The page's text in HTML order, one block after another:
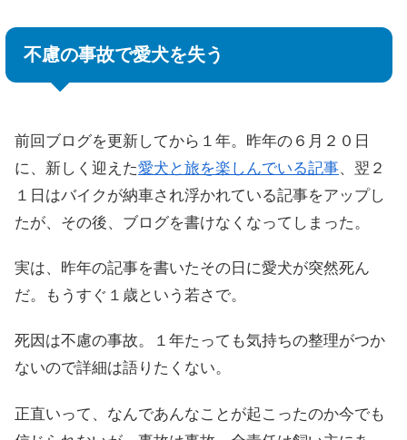
不慮の事故で愛犬を失う
前回ブログを更新してから１年。昨年の６月２０日
に、新しく迎えた愛犬と旅を楽しんでいる記事、翌２
１日はバイクが納車され浮かれている記事をアップし
たが、その後、ブログを書けなくなってしまった。
実は、昨年の記事を書いたその日に愛犬が突然死ん
だ。もうすぐ１歳という若さで。
死因は不慮の事故。１年たっても気持ちの整理がつか
ないので詳細は語りたくない。
正直いって、なんであんなことが起こったのか今でも